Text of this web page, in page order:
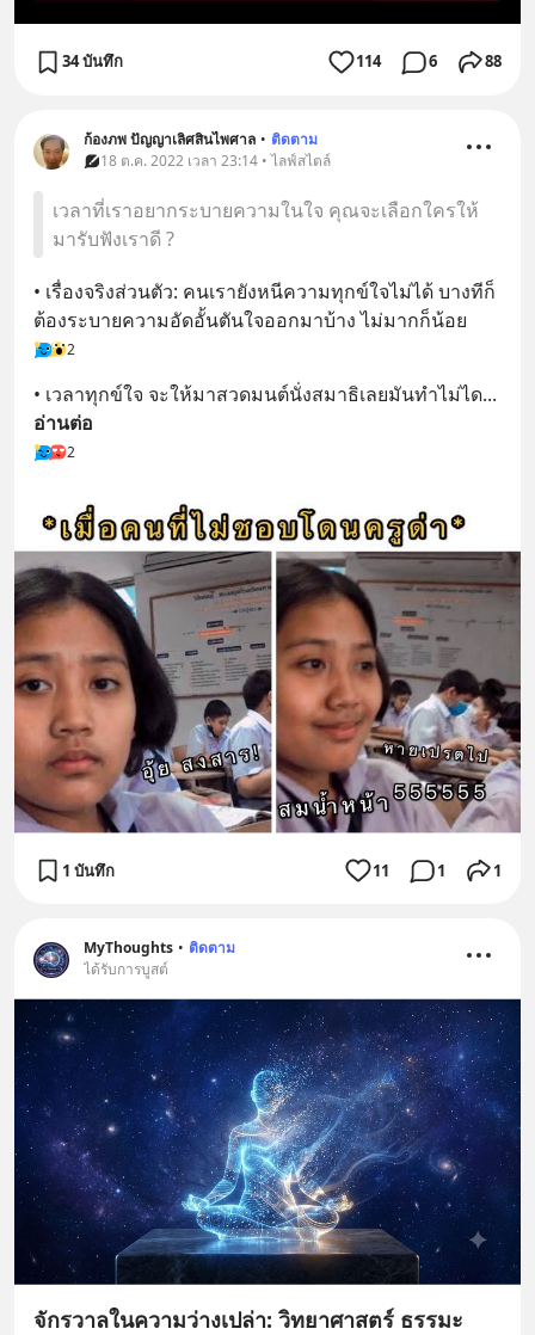
34 บันทึก 114 6 88
ก้องภพ ปัญญาเลิศสินไพศาล • ติดตาม
18 ต.ค. 2022 เวลา 23:14 • ไลฟ์สไตล์
เวลาที่เราอยากระบายความในใจ คุณจะเลือกใครให้
มารับฟังเราดี ?
• เรื่องจริงส่วนตัว: คนเรายังหนีความทุกข์ใจไม่ได้ บางทีก็
ต้องระบายความอัดอั้นตันใจออกมาบ้าง ไม่มากก็น้อย
2
• เวลาทุกข์ใจ จะให้มาสวดมนต์นั่งสมาธิเลยมันทำไม่ได
อ่านต่อ
2
1 บันทึก 11 1 1
MyThoughts • ติดตาม
ได้รับการบูสต์
จักรวาลในความว่างเปล่า: วิทยาศาสตร์ ธรรมะ